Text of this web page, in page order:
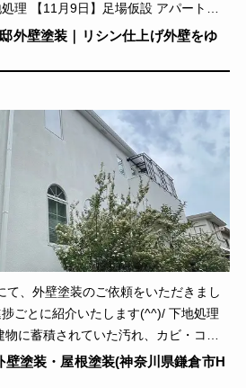
理 【11月9日】足場仮設 アパートの
みました […]
外壁塗装｜リシン仕上げ外壁をゆ
て、外壁塗装のご依頼をいただきまし
ごとに紹介いたします(^^)/ 下地処理
物に蓄積されていた汚れ、カビ・コ
ど、様々な不 […]
壁塗装・屋根塗装(神奈川県鎌倉市H